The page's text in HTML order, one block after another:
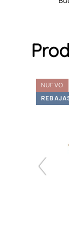
NUEVO